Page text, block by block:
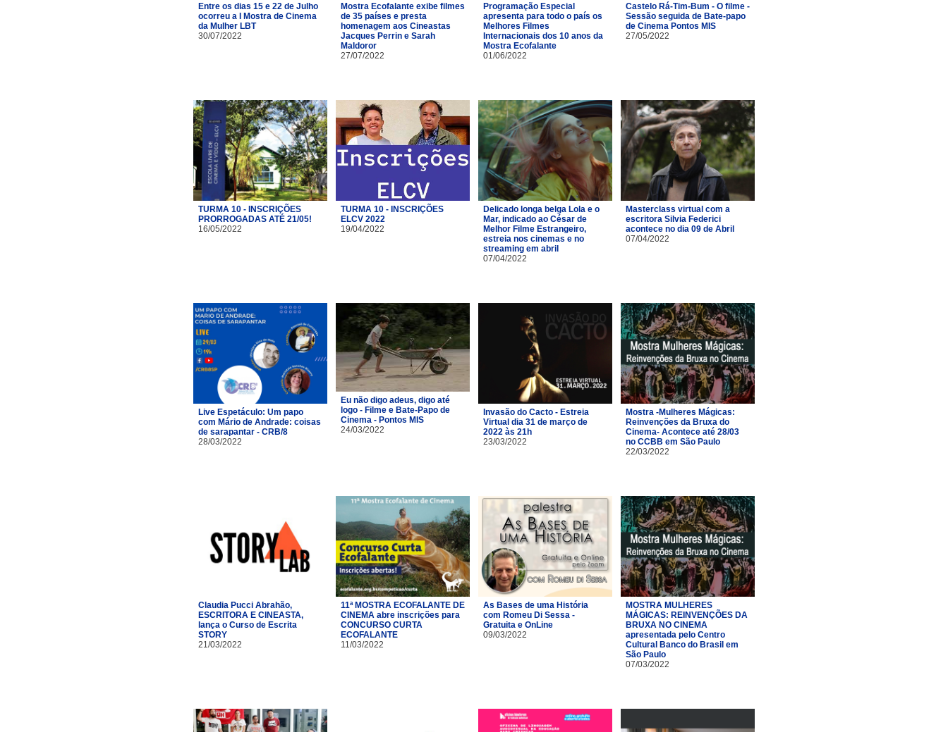
Entre os dias 15 e 22 de Julho
ocorreu a I Mostra de Cinema
da Mulher LBT
30/07/2022
Mostra Ecofalante exibe filmes
de 35 países e presta
homenagem aos Cineastas
Jacques Perrin e Sarah
Maldoror
27/07/2022
Programação Especial
apresenta para todo o país os
Melhores Filmes
Internacionais dos 10 anos da
Mostra Ecofalante
01/06/2022
Castelo Rá-Tim-Bum - O filme -
Sessão seguida de Bate-papo
de Cinema Pontos MIS
27/05/2022
TURMA 10 - INSCRIÇÕES
PRORROGADAS ATÉ 21/05!
16/05/2022
TURMA 10 - INSCRIÇÕES
ELCV 2022
19/04/2022
Delicado longa belga Lola e o
Mar, indicado ao César de
Melhor Filme Estrangeiro,
estreia nos cinemas e no
streaming em abril
07/04/2022
Masterclass virtual com a
escritora Silvia Federici
acontece no dia 09 de Abril
07/04/2022
Live Espetáculo: Um papo
com Mário de Andrade: coisas
de sarapantar - CRB/8
28/03/2022
Eu não digo adeus, digo até
logo - Filme e Bate-Papo de
Cinema - Pontos MIS
24/03/2022
Invasão do Cacto - Estreia
Virtual dia 31 de março de
2022 às 21h
23/03/2022
Mostra -Mulheres Mágicas:
Reinvenções da Bruxa do
Cinema- Acontece até 28/03
no CCBB em São Paulo
22/03/2022
Claudia Pucci Abrahão,
ESCRITORA E CINEASTA,
lança o Curso de Escrita
STORY
21/03/2022
11ª MOSTRA ECOFALANTE DE
CINEMA abre inscrições para
CONCURSO CURTA
ECOFALANTE
11/03/2022
As Bases de uma História
com Romeu Di Sessa -
Gratuita e OnLine
09/03/2022
MOSTRA MULHERES
MÁGICAS: REINVENÇÕES DA
BRUXA NO CINEMA
apresentada pelo Centro
Cultural Banco do Brasil em
São Paulo
07/03/2022